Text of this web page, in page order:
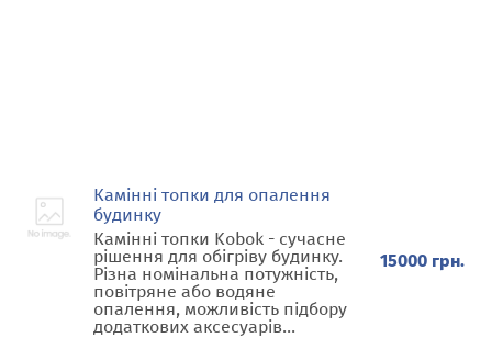
Камінні топки для опалення
будинку
Камінні топки Kobok - сучасне
рішення для обігріву будинку.
Різна номінальна потужність,
повітряне або водяне
опалення, можливість підбору
додаткових аксесуарів...
15000 грн.